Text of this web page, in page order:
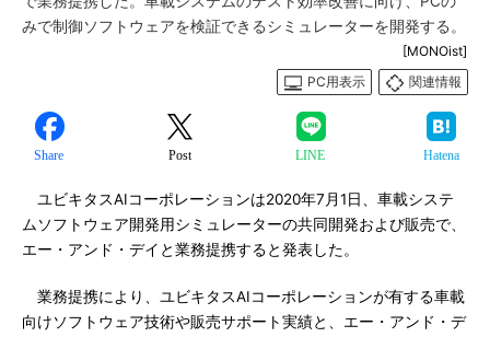
みで制御ソフトウェアを検証できるシミュレーターを開発する。
[MONOist]
PC用表示
関連情報
Share Post LINE Hatena
ユビキタスAIコーポレーションは2020年7月1日、車載システ
ムソフトウェア開発用シミュレーターの共同開発および販売で、
エー・アンド・デイと業務提携すると発表した。
業務提携により、ユビキタスAIコーポレーションが有する車載
向けソフトウェア技術や販売サポート実績と、エー・アンド・デ